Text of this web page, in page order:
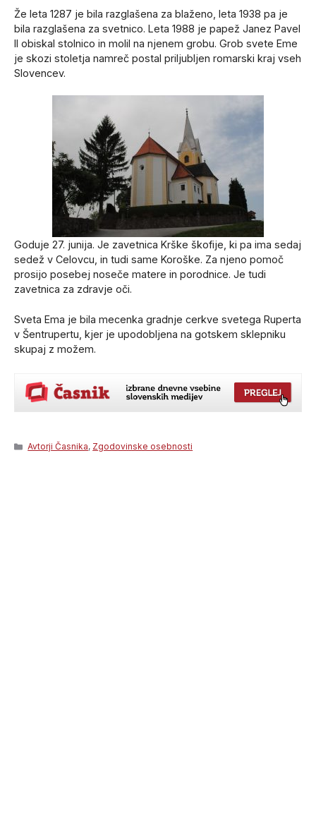
Že leta 1287 je bila razglašena za blaženo, leta 1938 pa je
bila razglašena za svetnico. Leta 1988 je papež Janez Pavel
II obiskal stolnico in molil na njenem grobu. Grob svete Eme
je skozi stoletja namreč postal priljubljen romarski kraj vseh
Slovencev.
Goduje 27. junija. Je zavetnica Krške škofije, ki pa ima sedaj
sedež v Celovcu, in tudi same Koroške. Za njeno pomoč
prosijo posebej noseče matere in porodnice. Je tudi
zavetnica za zdravje oči.
Sveta Ema je bila mecenka gradnje cerkve svetega Ruperta
v Šentrupertu, kjer je upodobljena na gotskem sklepniku
skupaj z možem.
Categories
Avtorji Časnika, Zgodovinske osebnosti